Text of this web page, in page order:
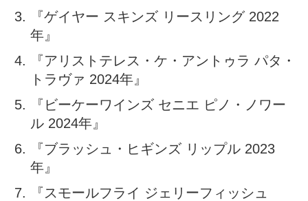
『ゲイヤー スキンズ リースリング 2022
年』
『アリストテレス・ケ・アントゥラ パタ・
トラヴァ 2024年』
『ビーケーワインズ セニエ ピノ・ノワー
ル 2024年』
『ブラッシュ・ヒギンズ リップル 2023
年』
『スモールフライ ジェリーフィッシュ